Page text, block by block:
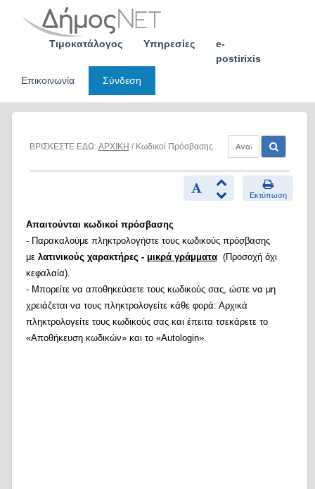
Τιμοκατάλογος Υπηρεσίες
e-
postirixis
Επικοινωνία
Σύνδεση
ΒΡΙΣΚΕΣΤΕ ΕΔΩ: ΑΡΧΙΚΗ / Κωδικοί Πρόσβασης
Εκτύπωση
Απαιτούνται κωδικοί πρόσβασης
- Παρακαλούμε πληκτρολογήστε τους κωδικούς πρόσβασης
με λατινικούς χαρακτήρες - μικρά γράμματα(Προσοχή όχι
κεφαλαία).
- Μπορείτε να αποθηκεύσετε τους κωδικούς σας, ώστε να μη
χρειάζεται να τους πληκτρολογείτε κάθε φορά: Αρχικά
πληκτρολογείτε τους κωδικούς σας και έπειτα τσεκάρετε το
«Αποθήκευση κωδικών» και το «Autologin».